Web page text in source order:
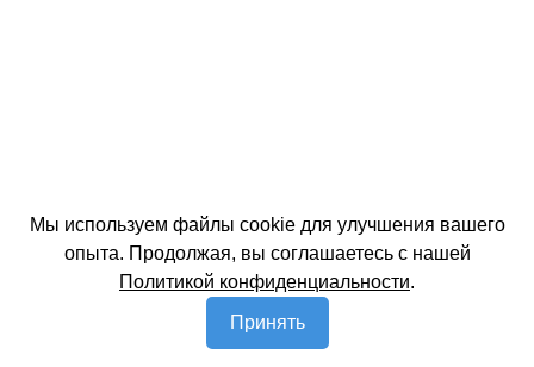
Мы используем файлы cookie для улучшения вашего
опыта. Продолжая, вы соглашаетесь с нашей
Политикой конфиденциальности.
Принять